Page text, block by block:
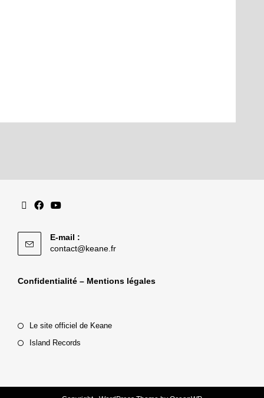
E-mail :
contact@keane.fr
Confidentialité – Mentions légales
Le site officiel de Keane
Island Records